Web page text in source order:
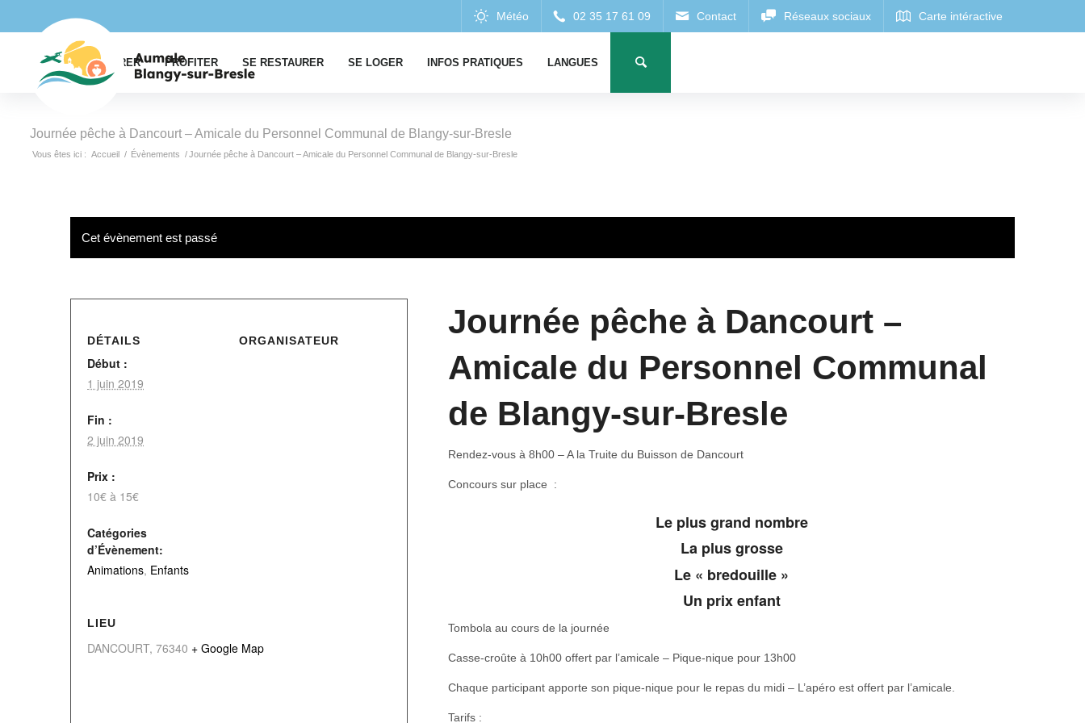
EXPLORER PROFITER SE RESTAURER SE LOGER INFOS PRATIQUES LANGUES
Journée pêche à Dancourt – Amicale du Personnel Communal de Blangy-sur-Bresle
Vous êtes ici : Accueil / Évènements /Journée pêche à Dancourt – Amicale du Personnel Communal de Blangy-sur-Bresle
Cet évènement est passé
Journée pêche à Dancourt –
Amicale du Personnel Communal
de Blangy-sur-Bresle
Rendez-vous à 8h00 – A la Truite du Buisson de Dancourt
Concours sur place :
Le plus grand nombre
La plus grosse
Le « bredouille »
Un prix enfant
Tombola au cours de la journée
Casse-croûte à 10h00 offert par l’amicale – Pique-nique pour 13h00
Chaque participant apporte son pique-nique pour le repas du midi – L’apéro est offert par l’amicale.
Tarifs :
DÉTAILS
Début :
1 juin 2019
Fin :
2 juin 2019
Prix :
10€ à 15€
Catégories
d’Évènement:
Animations, Enfants
ORGANISATEUR
LIEU
DANCOURT, 76340 + Google Map